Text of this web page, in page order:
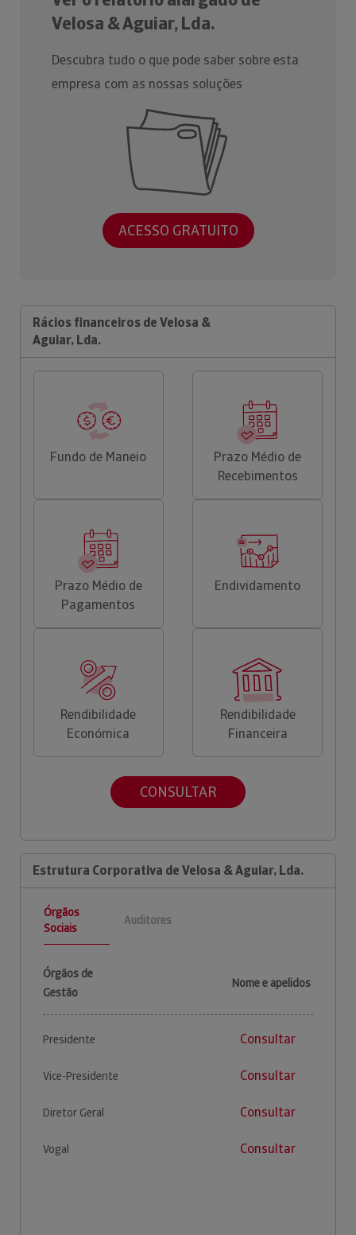
Velosa & Aguiar, Lda.
Descubra tudo o que pode saber sobre esta
empresa com as nossas soluções
ACESSO GRATUITO
Rácios financeiros de Velosa &
Aguiar, Lda.
Fundo de Maneio
Prazo Médio de
Recebimentos
Prazo Médio de
Pagamentos
Endividamento
Rendibilidade
Económica
Rendibilidade
Financeira
CONSULTAR
Estrutura Corporativa de Velosa & Aguiar, Lda.
Órgãos
Sociais
Auditores
Órgãos de
Gestão
Nome e apelidos
Presidente Consultar
Vice-Presidente Consultar
Diretor Geral Consultar
Vogal Consultar